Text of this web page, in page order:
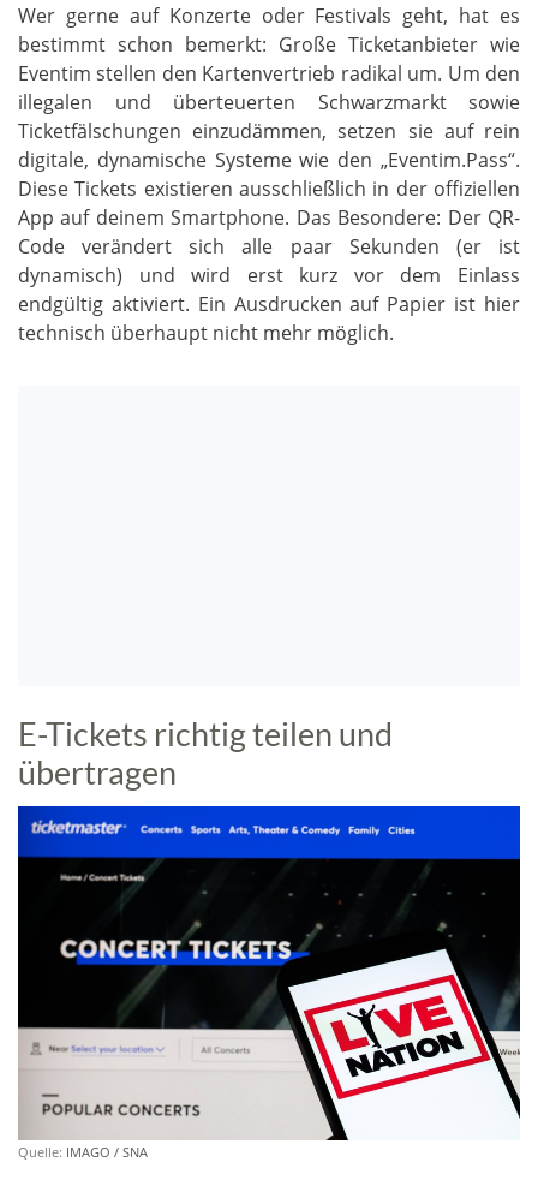
Wer gerne auf Konzerte oder Festivals geht, hat es
bestimmt schon bemerkt: Große Ticketanbieter wie
Eventim stellen den Kartenvertrieb radikal um. Um den
illegalen und überteuerten Schwarzmarkt sowie
Ticketfälschungen einzudämmen, setzen sie auf rein
digitale, dynamische Systeme wie den „Eventim.Pass“.
Diese Tickets existieren ausschließlich in der offiziellen
App auf deinem Smartphone. Das Besondere: Der QR-
Code verändert sich alle paar Sekunden (er ist
dynamisch) und wird erst kurz vor dem Einlass
endgültig aktiviert. Ein Ausdrucken auf Papier ist hier
technisch überhaupt nicht mehr möglich.
E-Tickets richtig teilen und
übertragen
Quelle: IMAGO / SNA